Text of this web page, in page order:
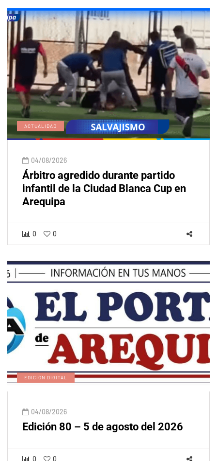
ACTUALIDAD
04/08/2026
Árbitro agredido durante partido
infantil de la Ciudad Blanca Cup en
Arequipa
0 0
EDICIÓN DIGITAL
04/08/2026
Edición 80 – 5 de agosto del 2026
0 0